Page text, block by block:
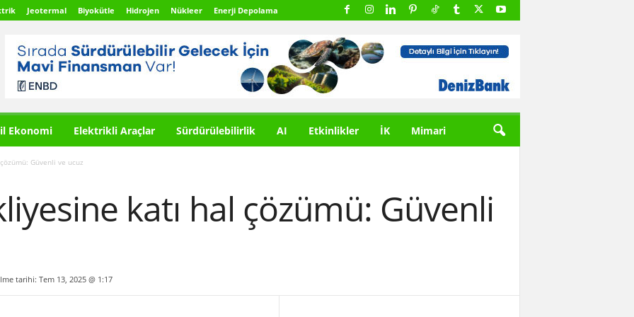
Jeotermal Biyokütle Hidrojen Nükleer Enerji Depolama
Ekonomi Elektrikli Araçlar Sürdürülebilirlik AI Etkinlikler İK Mimari
Güvenli ve ucuz
katı hal çözümü: Güvenli
tarihi: Tem 13, 2025 @ 1:17